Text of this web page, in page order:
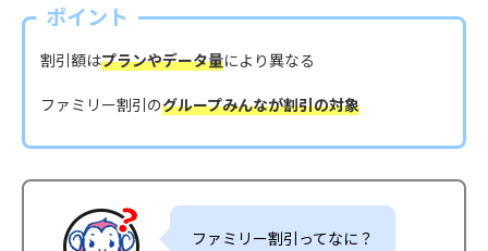
ポイント
割引額はプランやデータ量により異なる
ファミリー割引のグループみんなが割引の対象
ファミリー割引ってなに？